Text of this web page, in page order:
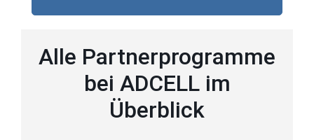
Alle Partnerprogramme
bei ADCELL im
Überblick